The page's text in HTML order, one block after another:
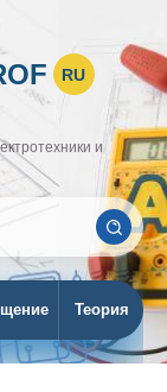
RU
и
Теория